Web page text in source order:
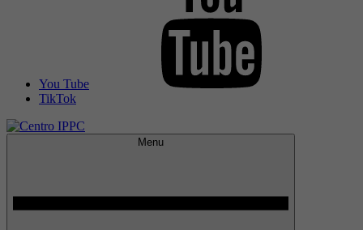
You Tube
TikTok
Menu